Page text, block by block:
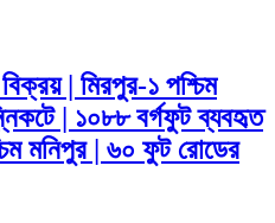
| মিরপুর-১ পশ্চিম
| ১০৮৮ বর্গফুট ব্যবহৃত
মনিপুর | ৬০ ফুট রোডের